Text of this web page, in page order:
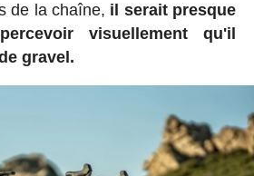
de la chaîne, il serait presque
visuellement qu'il
gravel.